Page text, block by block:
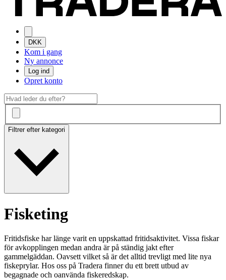
DKK
Kom i gang
Ny annonce
Log ind
Opret konto
Filtrer efter kategori
Fisketing
Fritidsfiske har länge varit en uppskattad fritidsaktivitet. Vissa fiskar
för avkopplingen medan andra är på ständig jakt efter
gammelgäddan. Oavsett vilket så är det alltid trevligt med lite nya
fiskeprylar. Hos oss på Tradera finner du ett brett utbud av
begagnade och oanvända fiskeredskap.